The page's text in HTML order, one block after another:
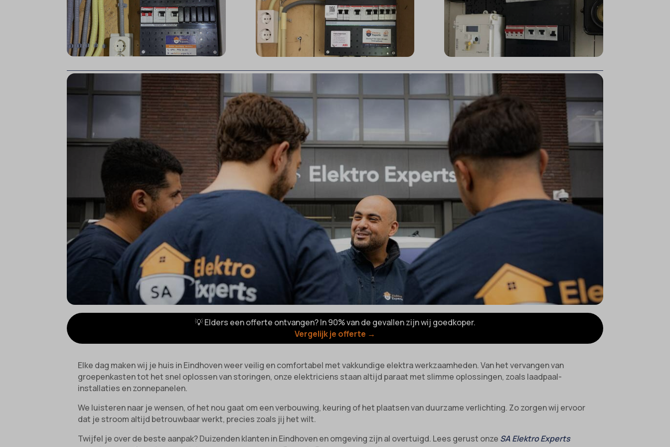
💡 Elders een offerte ontvangen? In 90% van de gevallen zijn wij goedkoper.
Vergelijk je offerte →
Elke dag maken wij je huis in Eindhoven weer veilig en comfortabel met vakkundige elektra werkzaamheden. Van het vervangen van
groepenkasten tot het snel oplossen van storingen, onze elektriciens staan altijd paraat met slimme oplossingen, zoals laadpaal-
installaties en zonnepanelen.
We luisteren naar je wensen, of het nou gaat om een verbouwing, keuring of het plaatsen van duurzame verlichting. Zo zorgen wij ervoor
dat je stroom altijd betrouwbaar werkt, precies zoals jij het wilt.
Twijfel je over de beste aanpak? Duizenden klanten in Eindhoven en omgeving zijn al overtuigd. Lees gerust onze SA Elektro Experts